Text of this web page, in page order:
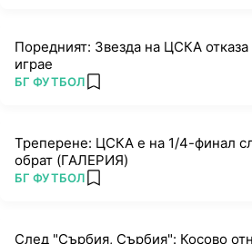
Поредният: Звезда на ЦСКА отказа
играе
ПОВЕЧЕ ОТ
БГ ФУТБОЛ add favorites
Треперене: ЦСКА е на 1/4-финал
обрат (ГАЛЕРИЯ)
ПОВЕЧЕ ОТ
БГ ФУТБОЛ add favorites
След "Сърбия, Сърбия": Косово